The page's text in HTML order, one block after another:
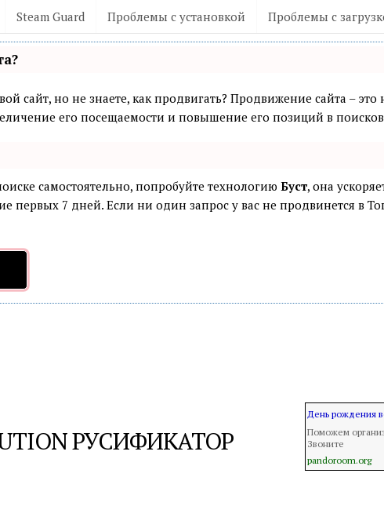
Steam Guard Проблемы с установкой Проблемы с
сайт, но не знаете, как продвигать? Продвижение сайта –
его посещаемости и повышение его позиций в
самостоятельно, попробуйте технологию Буст, она
первых 7 дней. Если ни один запрос у вас не продвинется в
РУСИФИКАТОР
День рождения
Поможем
Звоните
pandoroom.org